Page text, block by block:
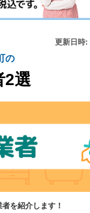
更新日時:
の
2選
を紹介します！